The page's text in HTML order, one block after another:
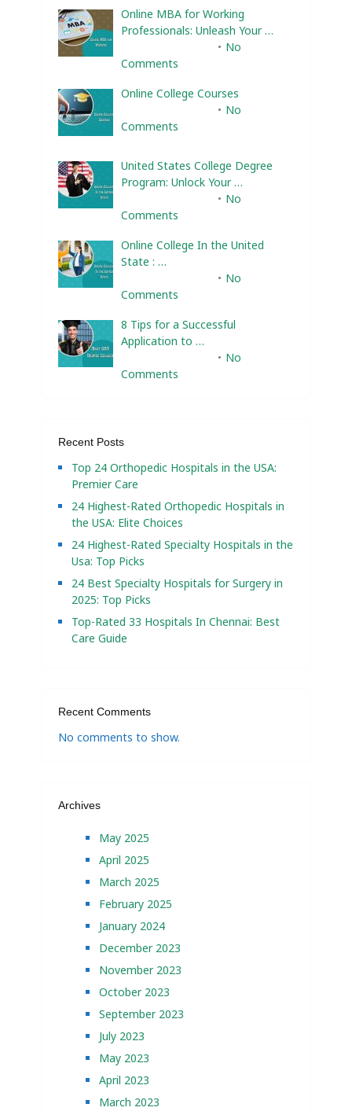
Online MBA for Working
Professionals: Unleash Your …
No
Comments
Online College Courses
No
Comments
United States College Degree
Program: Unlock Your …
No
Comments
Online College In the United
State : …
No
Comments
8 Tips for a Successful
Application to …
No
Comments
Recent Posts
Top 24 Orthopedic Hospitals in the USA:
Premier Care
24 Highest-Rated Orthopedic Hospitals in
the USA: Elite Choices
24 Highest-Rated Specialty Hospitals in the
Usa: Top Picks
24 Best Specialty Hospitals for Surgery in
2025: Top Picks
Top-Rated 33 Hospitals In Chennai: Best
Care Guide
Recent Comments
No comments to show.
Archives
May 2025
April 2025
March 2025
February 2025
January 2024
December 2023
November 2023
October 2023
September 2023
July 2023
May 2023
April 2023
March 2023